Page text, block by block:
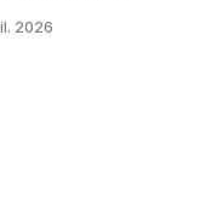
que l'IA
2026